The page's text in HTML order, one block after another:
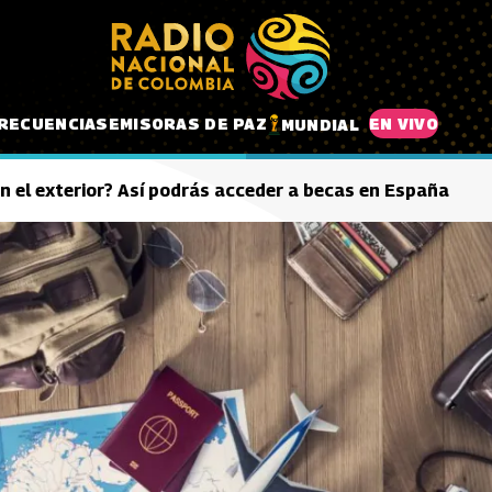
EMISORAS DE PAZ MUNDIAL EN VIVO
el exterior? Así podrás acceder a becas en España